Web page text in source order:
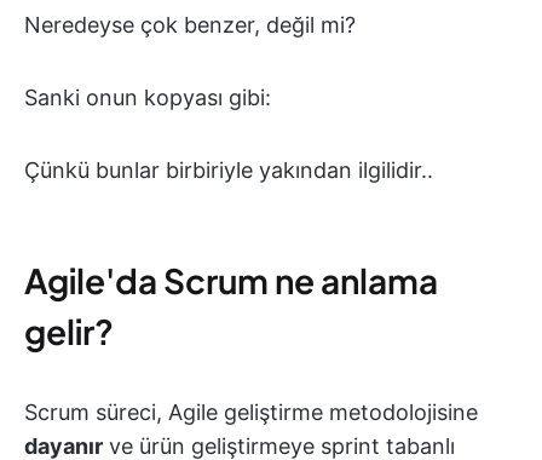
Neredeyse çok benzer, değil mi?
Sanki onun kopyası gibi:
Çünkü bunlar birbiriyle yakından ilgilidir..
Agile'da Scrum ne anlama
gelir?
Scrum süreci, Agile geliştirme metodolojisine
dayanır ve ürün geliştirmeye sprint tabanlı